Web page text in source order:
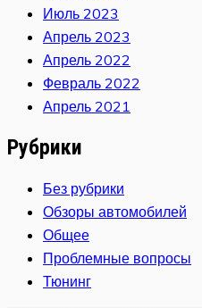
Июль 2023
Апрель 2023
Апрель 2022
Февраль 2022
Апрель 2021
Рубрики
Без рубрики
Обзоры автомобилей
Общее
Проблемные вопросы
Тюнинг